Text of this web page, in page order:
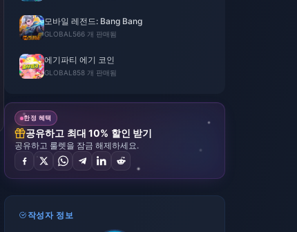
모바일 레전드: Bang Bang
GLOBAL 566 개 판매됨
에기파티 에기 코인
GLOBAL 858 개 판매됨
한정 혜택
공유하고 최대 10% 할인 받기
공유하고 룰렛을 잠금 해제하세요.
작성자 정보